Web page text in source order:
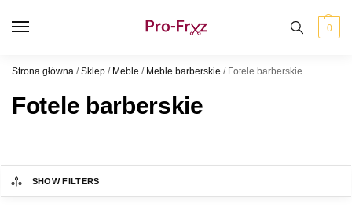
0
Strona główna /Sklep / Meble / Meble barberskie / Fotele barberskie
Fotele barberskie
SHOW FILTERS